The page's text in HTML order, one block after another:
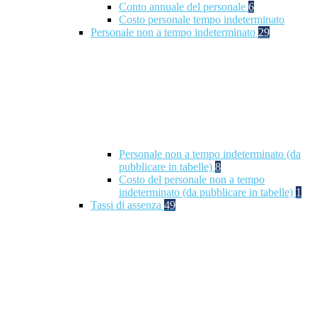
Conto annuale del personale 6
Costo personale tempo indeterminato
Personale non a tempo indeterminato 29
Personale non a tempo indeterminato (da
pubblicare in tabelle) 8
Costo del personale non a tempo
indeterminato (da pubblicare in tabelle) 1
Tassi di assenza 49